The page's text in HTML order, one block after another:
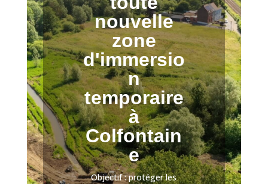
nouvelle
zone
d'immersio
n
temporaire
à
Colfontain
e
Objectif : protéger les